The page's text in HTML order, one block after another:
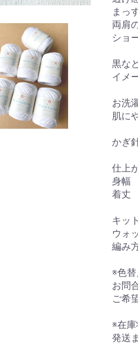
まっ
両肩
ショ
黒な
イメ
お洗
肌に
かぎ
仕上
身幅
着丈
キッ
ウォ
編み
※色
お問
ご希
※在庫
発送